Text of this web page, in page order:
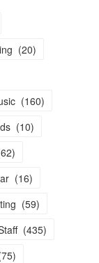
(20)
(160)
(10)
62)
(16)
(59)
(435)
75)